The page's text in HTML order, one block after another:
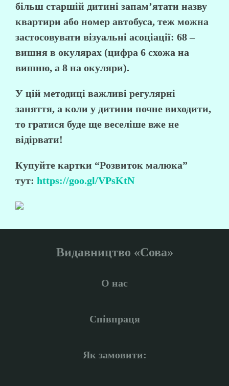
більш старшій дитині запам’ятати назву
квартири або номер автобуса, теж можна
застосовувати візуальні асоціації: 68 –
вишня в окулярах (цифра 6 схожа на
вишню, а 8 на окуляри).
У цій методиці важливі регулярні
заняття, а коли у дитини почне виходити,
то гратися буде ще веселіше вже не
відірвати!
Купуйте картки “Розвиток малюка”
тут: https://goo.gl/VPsKtN
Видавництво «Сова»
О нас
Співпраця
Як замовити: